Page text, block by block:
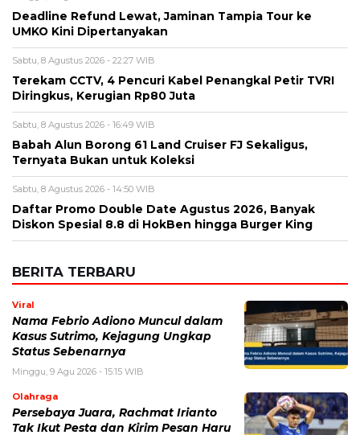
Deadline Refund Lewat, Jaminan Tampia Tour ke
UMKO Kini Dipertanyakan
Sabtu, 8 Agustus 2026 - 22:27 WIB
Terekam CCTV, 4 Pencuri Kabel Penangkal Petir TVRI
Diringkus, Kerugian Rp80 Juta
Sabtu, 8 Agustus 2026 - 16:49 WIB
Babah Alun Borong 61 Land Cruiser FJ Sekaligus,
Ternyata Bukan untuk Koleksi
Sabtu, 8 Agustus 2026 - 14:50 WIB
Daftar Promo Double Date Agustus 2026, Banyak
Diskon Spesial 8.8 di HokBen hingga Burger King ‎
BERITA TERBARU
Viral
Nama Febrio Adiono Muncul dalam
Kasus Sutrimo, Kejagung Ungkap
Status Sebenarnya
Minggu, 9 Agu 2026 - 15:15 WIB
Olahraga
Persebaya Juara, Rachmat Irianto
Tak Ikut Pesta dan Kirim Pesan Haru